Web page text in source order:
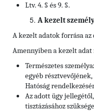
Ltv. 4. § és 9. §.
A kezelt
A kezelt adatok forrása
Amennyiben a kezelt
Természetes
egyéb
Hatóság
Az adott ügy
tisztázásához